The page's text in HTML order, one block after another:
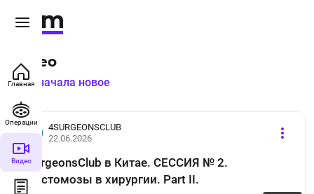
Главная
Операции
Видео
Видео
Сначала новое
4SURGEONSCLUB
22.06.2026
4SurgeonsClub в Китае. СЕССИЯ № 2.
Анастомозы в хирургии. Part II.